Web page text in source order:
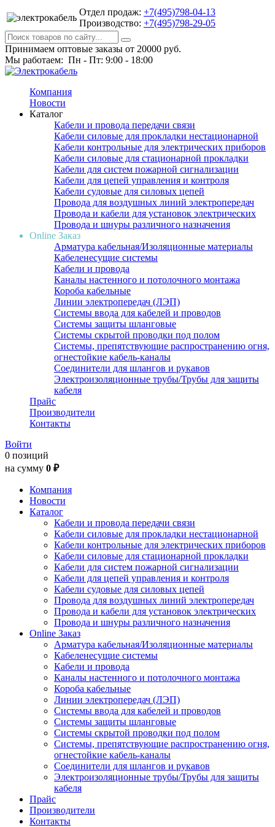
Отдел продаж: +7(495)798-04-13
Производство: +7(495)798-29-05
Принимаем оптовые заказы от 20000 руб.
Мы работаем: Пн - Пт: 9:00 - 18:00
Компания
Новости
Каталог
Кабели и провода передачи связи
Кабели силовые для прокладки нестационарной
Кабели контрольные для электрических приборов
Кабели силовые для стационарной прокладки
Кабели для систем пожарной сигнализации
Кабели для цепей управления и контроля
Кабели судовые для силовых цепей
Провода для воздушных линий электропередач
Провода и кабели для установок электрических
Провода и шнуры различного назначения
Online Заказ
Арматура кабельная/Изоляционные материалы
Кабеленесущие системы
Кабели и провода
Каналы настенного и потолочного монтажа
Короба кабельные
Линии электропередач (ЛЭП)
Системы ввода для кабелей и проводов
Системы защиты шланговые
Системы скрытой проводки под полом
Системы, препятствующие распространению огня,
огнестойкие кабель-каналы
Соединители для шлангов и рукавов
Электроизоляционные трубы/Трубы для защиты
кабеля
Прайс
Производители
Контакты
Войти
0 позиций
на сумму 0 ₽
Компания
Новости
Каталог
Кабели и провода передачи связи
Кабели силовые для прокладки нестационарной
Кабели контрольные для электрических приборов
Кабели силовые для стационарной прокладки
Кабели для систем пожарной сигнализации
Кабели для цепей управления и контроля
Кабели судовые для силовых цепей
Провода для воздушных линий электропередач
Провода и кабели для установок электрических
Провода и шнуры различного назначения
Online Заказ
Арматура кабельная/Изоляционные материалы
Кабеленесущие системы
Кабели и провода
Каналы настенного и потолочного монтажа
Короба кабельные
Линии электропередач (ЛЭП)
Системы ввода для кабелей и проводов
Системы защиты шланговые
Системы скрытой проводки под полом
Системы, препятствующие распространению огня,
огнестойкие кабель-каналы
Соединители для шлангов и рукавов
Электроизоляционные трубы/Трубы для защиты
кабеля
Прайс
Производители
Контакты